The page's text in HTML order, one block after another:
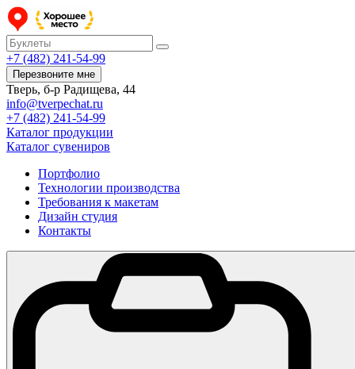
+7 (482) 241-54-99
Перезвоните мне
Тверь, б-р Радищева, 44
info@tverpechat.ru
+7 (482) 241-54-99
Каталог продукции
Каталог сувениров
Портфолио
Технологии производства
Требования к макетам
Дизайн студия
Контакты